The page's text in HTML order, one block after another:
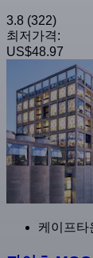
3.8 (322)
최저가격:
US$48.97
케이프타